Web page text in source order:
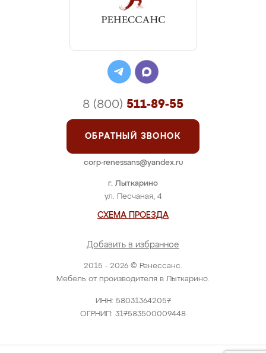
2015 - 2026 © Ренессанс.
Мебель от производителя в Лыткарино.
ИНН: 580313642057
ОГРНИП: 317583500009448
г. Лыткарино
ул. Песчаная, 4
СХЕМА ПРОЕЗДА
Добавить в избранное
8 (800) 511-89-55
ОБРАТНЫЙ ЗВОНОК
corp-renessans@yandex.ru